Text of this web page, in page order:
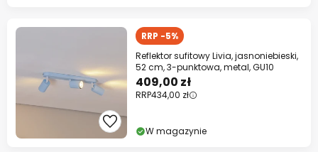
RRP -5%
Reflektor sufitowy Livia, jasnoniebieski,
52 cm, 3-punktowa, metal, GU10
409,00 zł
RRP434,00 zł
W magazynie